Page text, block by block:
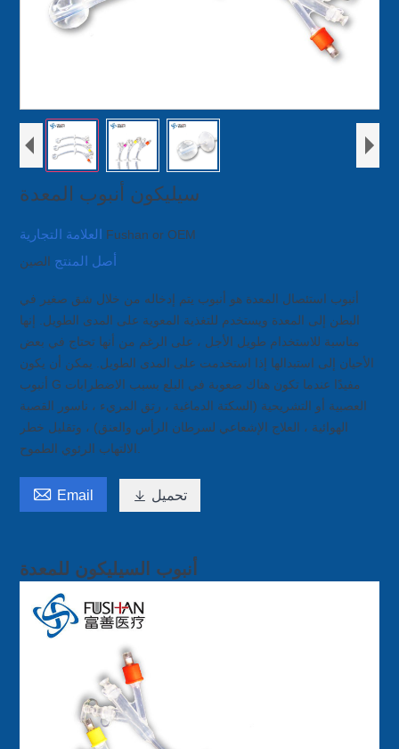
سيليكون أنبوب المعدة
Fushan or OEM
أصل المنتج الصين
أنبوب استئصال المعدة هو أنبوب يتم إدخاله من خلال شق صغير في
البطن إلى المعدة ويستخدم للتغذية المعوية على المدى الطويل. إنها
مناسبة للاستخدام طويل الأجل ، على الرغم من أنها تحتاج في بعض
الأحيان إلى استبدالها إذا استخدمت على المدى الطويل. يمكن أن يكون
أنبوب G مفيدًا عندما تكون هناك صعوبة في البلع بسبب الاضطرابات
العصبية أو التشريحية (السكتة الدماغية ، رتق المريء ، ناسور القصبة
الهوائية ، العلاج الإشعاعي لسرطان الرأس والعنق) ، وتقليل خطر
الالتهاب الرئوي الطموح.
 Email  تحميل
أنبوب السيليكون للمعدة